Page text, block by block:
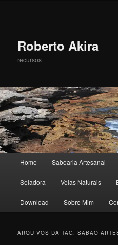
Roberto Akira
recursos
Pular para o conteúdo principal
Pular para o conteúdo
Home Saboaria Artesanal
Seladora Velas Naturais
Download Sobre Mim
ARQUIVOS DA TAG:SABÃO